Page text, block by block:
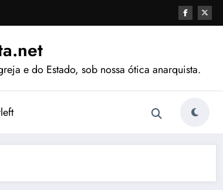
e do Estado, sob nossa ótica anarquista.